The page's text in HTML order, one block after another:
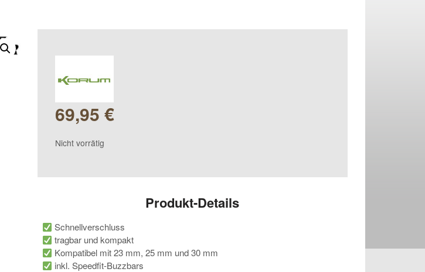
69,95 €
Nicht vorrätig
Produkt-Details
Schnellverschluss
tragbar und kompakt
Kompatibel mit 23 mm, 25 mm und 30 mm
inkl. Speedfit-Buzzbars